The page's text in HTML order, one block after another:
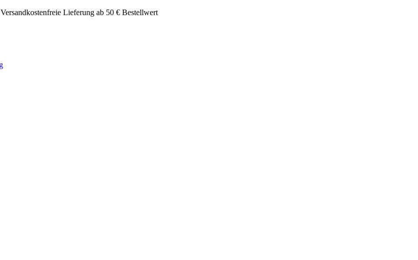
Versandkostenfreie Lieferung ab 50 € Bestellwert